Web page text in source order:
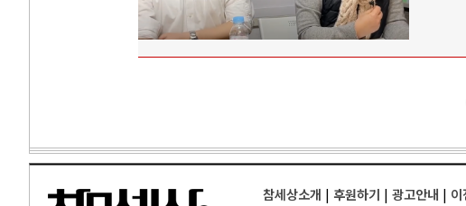
참세상소개 | 후원하기 | 광고안내 | 이